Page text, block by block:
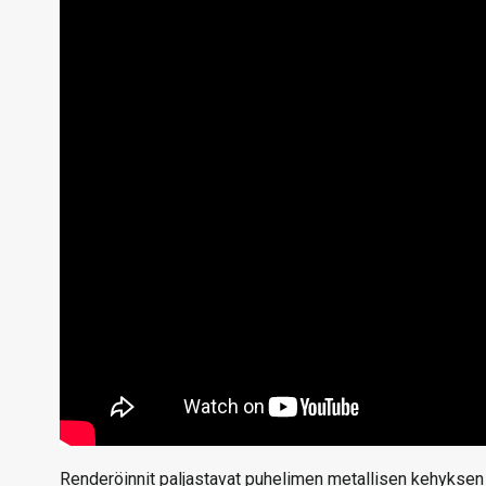
Renderöinnit paljastavat puhelimen metallisen